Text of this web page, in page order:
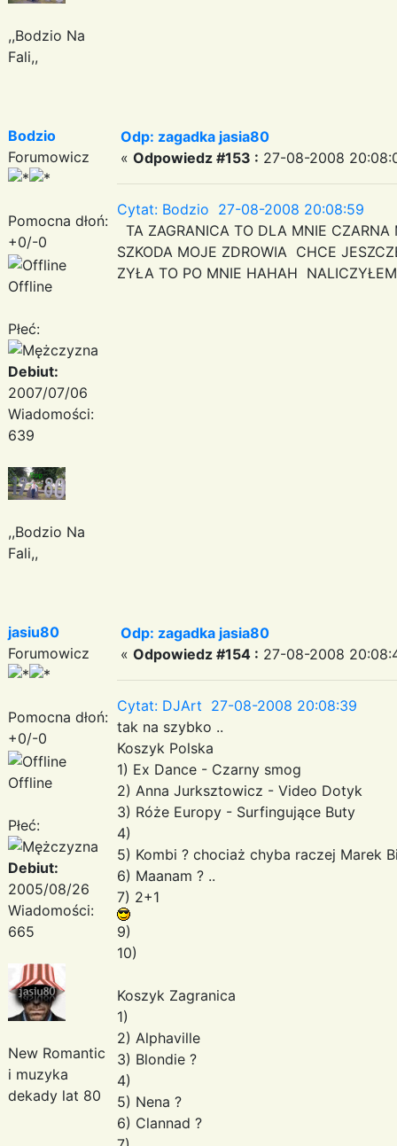
,,Bodzio Na
Fali,,
Bodzio
Forumowicz
Pomocna dłoń:
+0/-0
Offline
Płeć:
Debiut:
2007/07/06
Wiadomości:
639
,,Bodzio Na
Fali,,
Odp: zagadka jasia80
« Odpowiedz #153 : 27-08-2008
Cytat: Bodzio 27-08-2008 20:08:59
TA ZAGRANICA TO DLA MNIE CZARNA
SZKODA MOJE ZDROWIA CHCE
ZYŁA TO PO MNIE HAHAH
jasiu80
Forumowicz
Pomocna dłoń:
+0/-0
Offline
Płeć:
Debiut:
2005/08/26
Wiadomości:
665
New Romantic
i muzyka
dekady lat 80
Odp: zagadka jasia80
« Odpowiedz #154 : 27-08-2008
Cytat: DJArt 27-08-2008 20:08:39
tak na szybko ..
Koszyk Polska
1) Ex Dance - Czarny smog
2) Anna Jurksztowicz - Video Dotyk
3) Róże Europy - Surfingujące Buty
4)
5) Kombi ? chociaż chyba raczej Marek
6) Maanam ? ..
7) 2+1
9)
10)
Koszyk Zagranica
1)
2) Alphaville
3) Blondie ?
4)
5) Nena ?
6) Clannad ?